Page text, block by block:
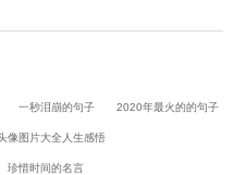
一秒泪崩的句子 2020年最火的的句子
像图片大全人生感悟
珍惜时间的名言